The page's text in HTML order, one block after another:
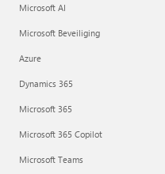
Microsoft AI
Microsoft Beveiliging
Azure
Dynamics 365
Microsoft 365
Microsoft 365 Copilot
Microsoft Teams